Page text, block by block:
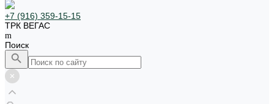
+7 (916) 359-15-15
ТРК ВЕГАС
Поиск